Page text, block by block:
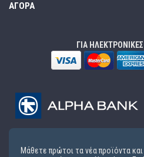
ΑΓΟΡΆ
ΓΙΑ
Μάθετε πρώτοι τα νέα προϊόντα